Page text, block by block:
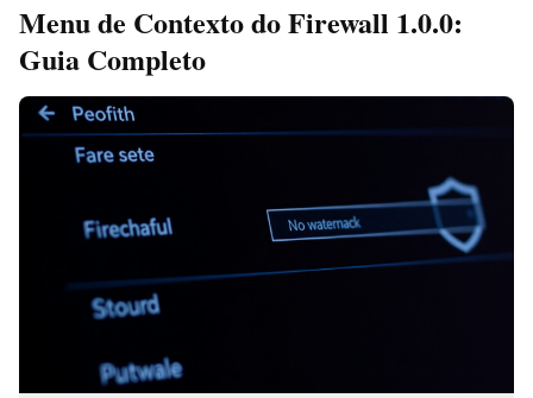
Menu de Contexto do Firewall 1.0.0:
Guia Completo